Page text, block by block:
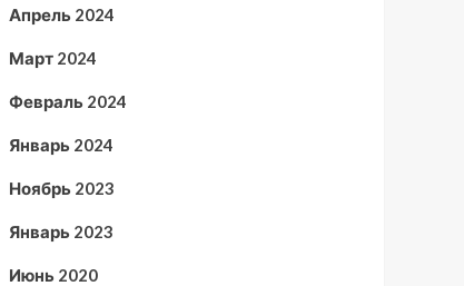
Апрель 2024
Март 2024
Февраль 2024
Январь 2024
Ноябрь 2023
Январь 2023
Июнь 2020